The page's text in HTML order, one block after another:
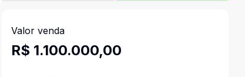
Valor venda
R$ 1.100.000,00